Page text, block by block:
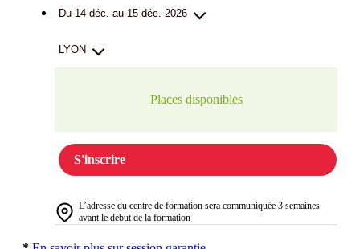
Du 14 déc. au 15 déc. 2026
LYON
Places disponibles
S'inscrire
L’adresse du centre de formation sera communiquée 3 semaines
avant le début de la formation